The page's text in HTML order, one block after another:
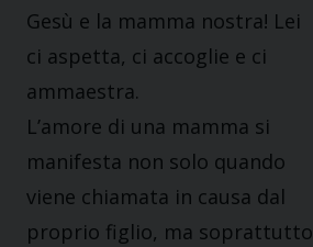
Gesù e la mamma nostra! Lei
ci aspetta, ci accoglie e ci
ammaestra.
L’amore di una mamma si
manifesta non solo quando
viene chiamata in causa dal
proprio figlio, ma soprattutto